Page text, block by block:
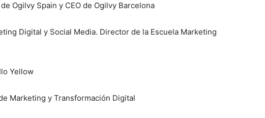
Ogilvy Spain y CEO de Ogilvy Barcelona
Digital y Social Media. Director de la Escuela Marketing
Yellow
Marketing y Transformación Digital